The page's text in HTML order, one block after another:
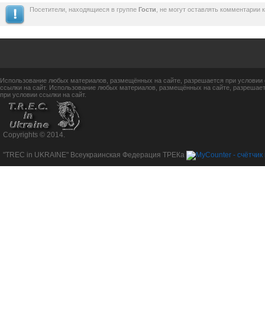
Посетители, находящиеся в группе Гости , не могут оставлять комментарии
Использование любых материалов, размещённых на сайте, разрешается при
ссылки на сайт. Использование любых материалов, размещённых на сайте,
при условии ссылки на сайт.
Copyrights © 2014.
"TREC in UKRAINE" Всеукраинская Федерация ТРЕКа